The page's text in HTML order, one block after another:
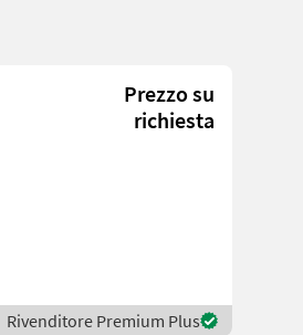
Prezzo su
richiesta
Rivenditore Premium Plus